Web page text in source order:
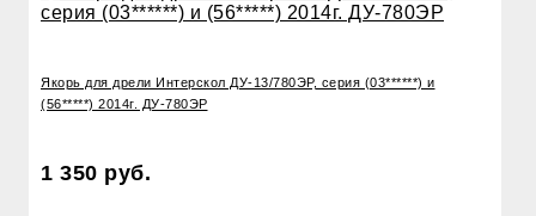
Якорь для дрели Интерскол ДУ-13/780ЭР, серия (03******) и
(56*****) 2014г. ДУ-780ЭР
1 350 руб.